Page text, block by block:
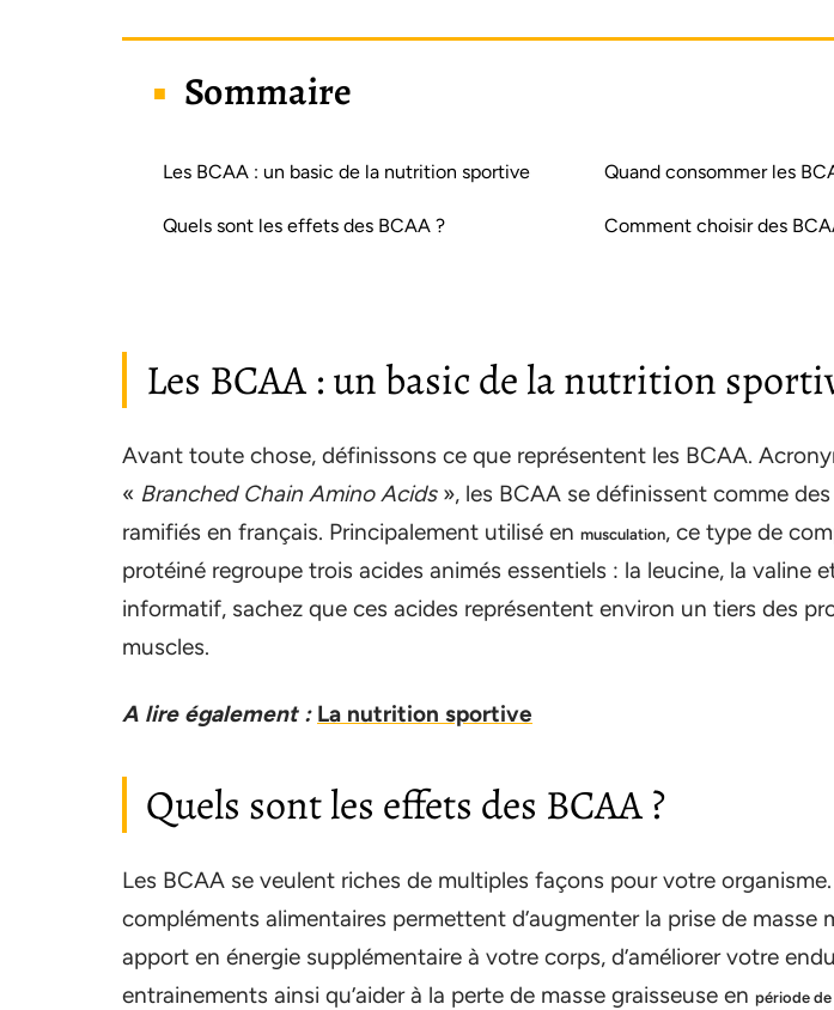
Sommaire
Les BCAA : un basic de la nutrition sportive
Quels sont les effets des BCAA ?
Quand consommer les
Comment choisir des
Les BCAA : un basic de la nutrition
Avant toute chose, définissons ce que représentent les BCAA.
« Branched Chain Amino Acids», les BCAA se définissent comme
ramifiés en français. Principalement utilisé en musculation, ce type de
protéiné regroupe trois acides animés essentiels : la leucine, la valine
informatif, sachez que ces acides représentent environ un tiers des
muscles.
A lire également : La nutrition sportive
Quels sont les effets des BCAA ?
Les BCAA se veulent riches de multiples façons pour votre
compléments alimentaires permettent d’augmenter la prise de masse
apport en énergie supplémentaire à votre corps, d’améliorer votre
entrainements ainsi qu’aider à la perte de masse graisseuse en période de